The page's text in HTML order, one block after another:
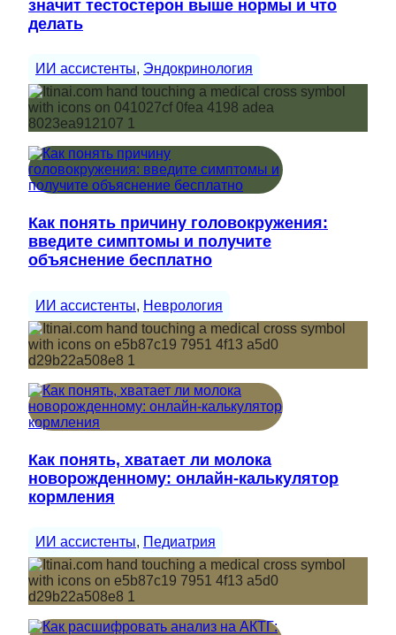
значит тестостерон выше нормы и что
делать
ИИ ассистенты, Эндокринология
Как понять причину головокружения:
введите симптомы и получите
объяснение бесплатно
ИИ ассистенты, Неврология
Как понять, хватает ли молока
новорожденному: онлайн-калькулятор
кормления
ИИ ассистенты, Педиатрия